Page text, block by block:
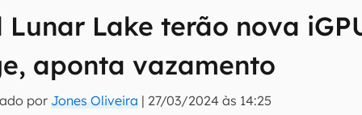
Lunar Lake terão nova
aponta vazamento
por Jones Oliveira | 27/03/2024 às 14:25
inteligente do mundo tech!
do Canaltech e receba notícias e reviews sobre tecnologia